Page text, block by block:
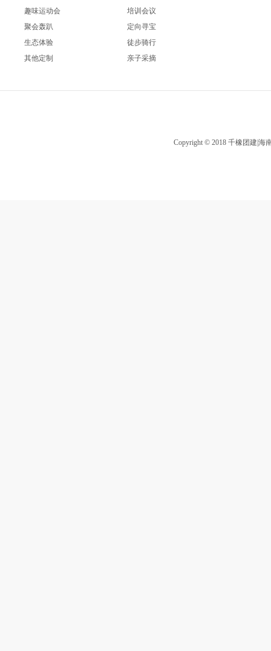
趣味运动会
聚会轰趴
生态体验
其他定制
培训会议
定向寻宝
徒步骑行
亲子采摘
Copyright © 2018 千橡团建|